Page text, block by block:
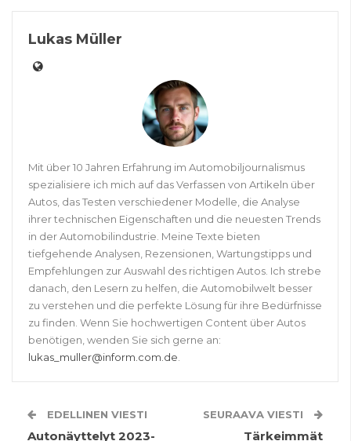
Lukas Müller
Mit über 10 Jahren Erfahrung im Automobiljournalismus
spezialisiere ich mich auf das Verfassen von Artikeln über
Autos, das Testen verschiedener Modelle, die Analyse
ihrer technischen Eigenschaften und die neuesten Trends
in der Automobilindustrie. Meine Texte bieten
tiefgehende Analysen, Rezensionen, Wartungstipps und
Empfehlungen zur Auswahl des richtigen Autos. Ich strebe
danach, den Lesern zu helfen, die Automobilwelt besser
zu verstehen und die perfekte Lösung für ihre Bedürfnisse
zu finden. Wenn Sie hochwertigen Content über Autos
benötigen, wenden Sie sich gerne an:
lukas_muller@inform.com.de.
EDELLINEN VIESTI
Autonäyttelyt 2023-
SEURAAVA VIESTI
Tärkeimmät